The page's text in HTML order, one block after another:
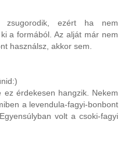
ezért ha nem
a formából. Az alját már nem
használsz, akkor sem.
ez érdekesen hangzik. Nekem
a levendula-fagyi-bonbont
volt a csoki-fagyi